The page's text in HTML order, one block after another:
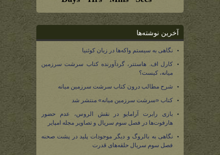
آخرین نوشته‌ها
نگاهی به سیستم واکه‌ها در زبان کوئنیا
کارل اف. هاستتر، گردآورنده کتاب سرشت سرزمین
میانه، کیست؟
شرح مطالب درون کتاب سرشت سرزمین میانه
کتاب «سرشت سرزمین میانه» منتشر شد
بازی رابرت آرامایو در نقش الروس، عدم حضور
هارفوت‌ها در فصل سوم سریال و تصاویر مجله امپایر
نگاهی به بالروگ و دیگر موجودات پلید در پشت صحنه
فصل سوم سریال حلقه‌های قدرت